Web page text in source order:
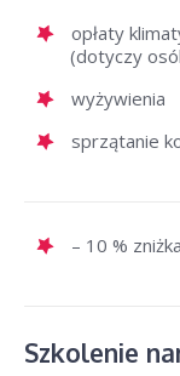
opłaty
(dotyczy
wyżywienia
sprzątanie
– 10 %
Szkolenie